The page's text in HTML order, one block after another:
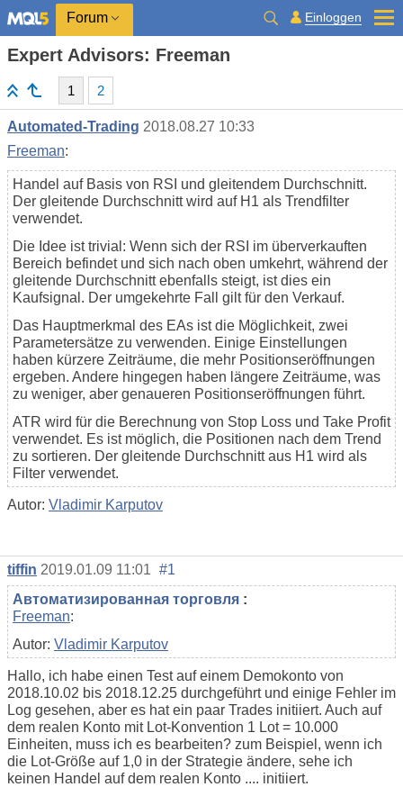
Forum Einloggen
Expert Advisors: Freeman
1 2
Automated-Trading 2018.08.27 10:33
Freeman:
Handel auf Basis von RSI und gleitendem Durchschnitt.
Der gleitende Durchschnitt wird auf H1 als Trendfilter
verwendet.
Die Idee ist trivial: Wenn sich der RSI im überverkauften
Bereich befindet und sich nach oben umkehrt, während der
gleitende Durchschnitt ebenfalls steigt, ist dies ein
Kaufsignal. Der umgekehrte Fall gilt für den Verkauf.
Das Hauptmerkmal des EAs ist die Möglichkeit, zwei
Parametersätze zu verwenden. Einige Einstellungen
haben kürzere Zeiträume, die mehr Positionseröffnungen
ergeben. Andere hingegen haben längere Zeiträume, was
zu weniger, aber genaueren Positionseröffnungen führt.
ATR wird für die Berechnung von Stop Loss und Take Profit
verwendet. Es ist möglich, die Positionen nach dem Trend
zu sortieren. Der gleitende Durchschnitt aus H1 wird als
Filter verwendet.
Autor: Vladimir Karputov
tiffin 2019.01.09 11:01 #1
Автоматизированная торговля :
Freeman:
Autor: Vladimir Karputov
Hallo, ich habe einen Test auf einem Demokonto von
2018.10.02 bis 2018.12.25 durchgeführt und einige Fehler im
Log gesehen, aber es hat ein paar Trades initiiert. Auch auf
dem realen Konto mit Lot-Konvention 1 Lot = 10.000
Einheiten, muss ich es bearbeiten? zum Beispiel, wenn ich
die Lot-Größe auf 1,0 in der Strategie ändere, sehe ich
keinen Handel auf dem realen Konto .... initiiert.